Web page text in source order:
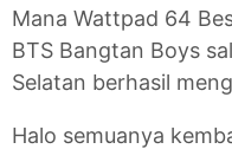
Mana Wattpad 64
BTS Bangtan Boys
Selatan berhasil
Halo semuanya